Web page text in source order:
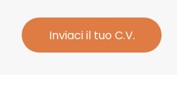
Inviaci il tuo C.V.